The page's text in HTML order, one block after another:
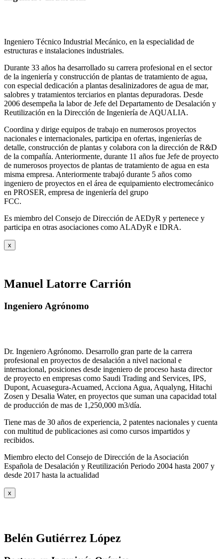
Ingeniero Técnico Industrial Mecánico, en la especialidad de
estructuras e instalaciones industriales.
Durante 33 años ha desarrollado su carrera profesional en el sector
de la ingeniería y construcción de plantas de tratamiento de agua,
con especial dedicación a plantas desalinizadores de agua de mar,
salobres y tratamientos terciarios en plantas depuradoras. Desde
2006 desempeña la labor de Jefe del Departamento de Desalación y
Reutilización en la Dirección de Ingeniería de AQUALIA.
Coordina y dirige equipos de trabajo en numerosos proyectos
nacionales e internacionales, participa en ofertas, ingenierías de
detalle, construcción de plantas y colabora con la dirección de R&D
de la compañía. Anteriormente, durante 11 años fue Jefe de proyecto
de numerosos proyectos de plantas de tratamiento de agua en esta
misma empresa. Anteriormente trabajó durante 5 años como
ingeniero de proyectos en el área de equipamiento electromecánico
en PROSER, empresa de ingeniería del grupo
FCC.
Es miembro del Consejo de Dirección de AEDyR y pertenece y
participa en otras asociaciones como ALADyR e IDRA.
x
Manuel Latorre Carrión
Ingeniero Agrónomo
Dr. Ingeniero Agrónomo. Desarrollo gran parte de la carrera
profesional en proyectos de desalación a nivel nacional e
internacional, posiciones desde ingeniero de proceso hasta director
de proyecto en empresas como Saudi Trading and Services, IPS,
Dupont, Acuasegura-Acuamed, Acciona Agua, Aqualyng, Hitachi
Zosen y Desalia Water, en proyectos que suman una capacidad total
de producción de mas de 1,250,000 m3/día.
Tiene mas de 30 años de experiencia, 2 patentes nacionales y cuenta
con multitud de publicaciones asi como cursos impartidos y
recibidos.
Miembro electo del Consejo de Dirección de la Asociación
Española de Desalación y Reutilización Periodo 2004 hasta 2007 y
desde 2017 hasta la actualidad
x
Belén Gutiérrez López